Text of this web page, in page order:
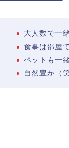
大人数で一
食事は部屋
ペットも一
自然豊か（笑